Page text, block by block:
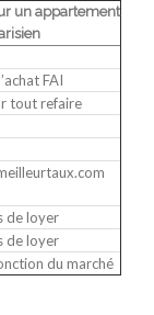
un appartement
FAI
tout refaire
de loyer
de loyer
du marché